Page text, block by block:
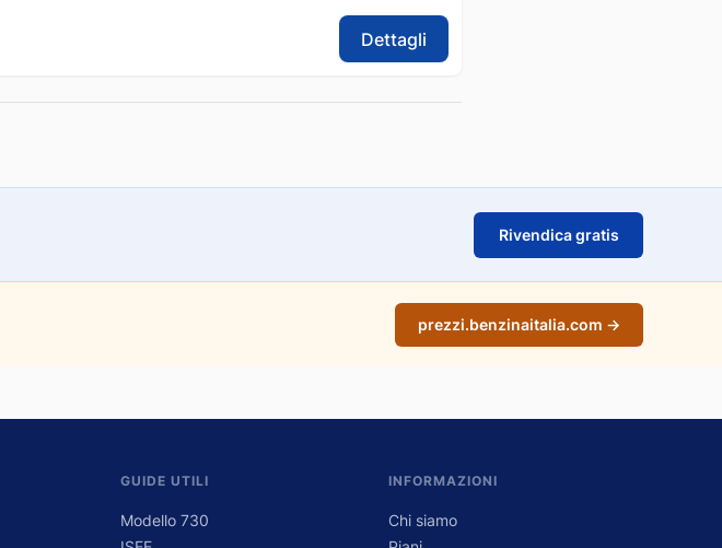
Dettagli
Rivendica gratis
prezzi.benzinaitalia.com →
GUIDE UTILI
Modello 730
INFORMAZIONI
Chi siamo